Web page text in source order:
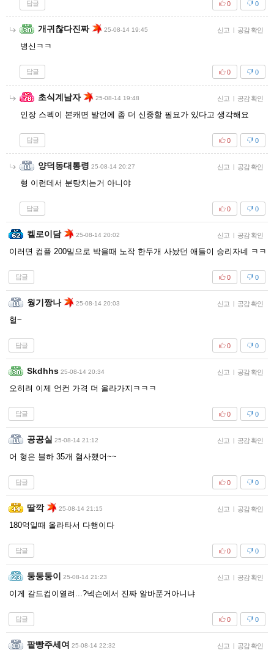
답글 0
0
개귀찮다진짜 25-08-14 19:45 신고 | 공감 확인
병신ㅋㅋ
답글 0
0
초식계남자 25-08-14 19:48 신고 | 공감 확인
인장 스펙이 본캐면 발언에 좀 더 신중할 필요가 있다고 생각해요
답글 0
0
양덕동대통령 25-08-14 20:27 신고 | 공감 확인
형 이런데서 분탕치는거 아니야
답글 0
0
켈로이담 25-08-14 20:02 신고 | 공감 확인
이러면 컴플 200밑으로 박을때 노작 한두개 사놨던 애들이 승리자네 ㅋㅋ
답글 0
0
웡기짱나 25-08-14 20:03 신고 | 공감 확인
헐~
답글 0
0
Skdhhs 25-08-14 20:34 신고 | 공감 확인
오히려 이제 언컨 가격 더 올라가지ㅋㅋㅋ
답글 0
0
공공실 25-08-14 21:12 신고 | 공감 확인
어 형은 블하 35개 혐사했어~~
답글 0
0
딸깍 25-08-14 21:15 신고 | 공감 확인
180억일때 올라타서 다행이다
답글 0
0
둥둥둥이 25-08-14 21:23 신고 | 공감 확인
이게 갈드컵이열려...?넥슨에서 진짜 알바푼거아니냐
답글 0
0
팥빵주세여 25-08-14 22:32 신고 | 공감 확인